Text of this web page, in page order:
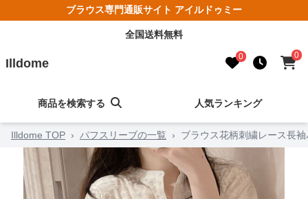
ブラウス専門通販サイト アイルドゥミー
全国送料無料
Illdome 0 0
商品を検索する 人気ランキング
Illdome TOP › パフスリーブの一覧 › ブラウス花柄刺繍レース長